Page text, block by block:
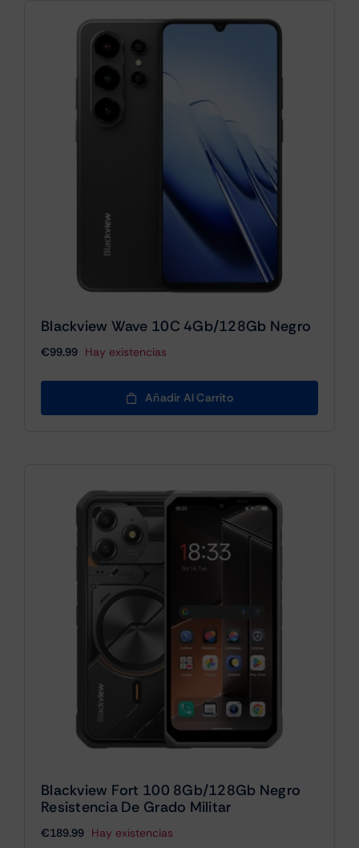
Blackview Wave 10C 4Gb/128Gb Negro
€99.99 Hay existencias
Añadir Al Carrito
Blackview Fort 100 8Gb/128Gb Negro
Resistencia De Grado Militar
€189.99 Hay existencias